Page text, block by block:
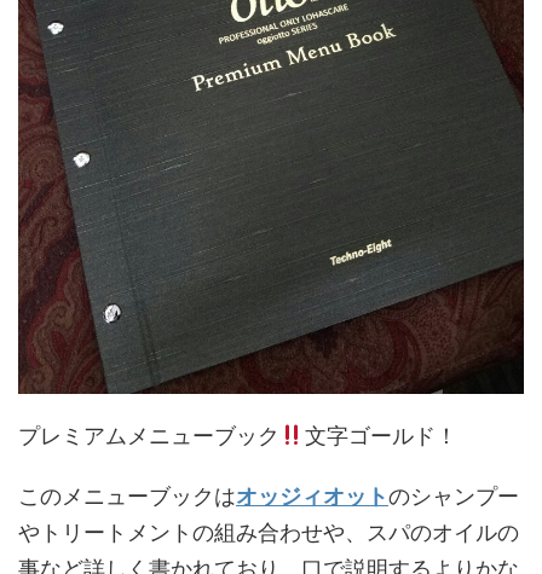
プレミアムメニューブック 文字ゴールド！
このメニューブックはオッジィオットのシャンプー
やトリートメントの組み合わせや、スパのオイルの